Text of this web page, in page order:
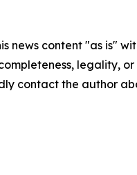
news content "as is"
legality,
contact the author